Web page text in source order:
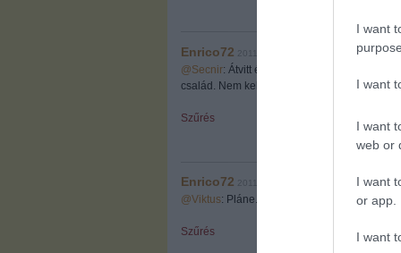
I want
I want
I want
web or
I want
or app.
I want
Enrico72
@Secnir: Átvitt értelemben kell érteni. A mi
család. Nem kell mindenhol réneket látni.
Szűrés
Enrico72
@Viktus: Pláne. Akkor itt megkülönböztetés
Szűrés